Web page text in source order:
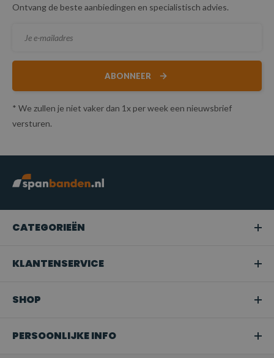
Ontvang de beste aanbiedingen en specialistisch advies.
ABONNEER
* We zullen je niet vaker dan 1x per week een nieuwsbrief
versturen.
CATEGORIEËN
KLANTENSERVICE
SHOP
PERSOONLIJKE INFO